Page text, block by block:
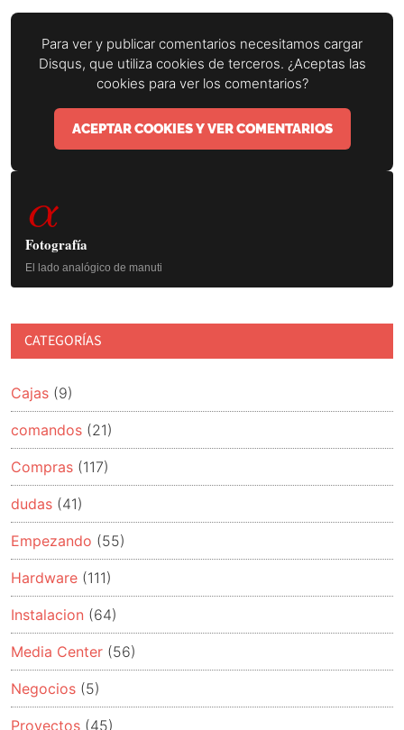
Para ver y publicar comentarios necesitamos cargar
Disqus, que utiliza cookies de terceros. ¿Aceptas las
cookies para ver los comentarios?
ACEPTAR COOKIES Y VER COMENTARIOS
Barra
lateral
principal
α
Fotografía
El lado analógico de manuti
CATEGORÍAS
Cajas (9)
comandos (21)
Compras (117)
dudas (41)
Empezando (55)
Hardware (111)
Instalacion (64)
Media Center (56)
Negocios (5)
Proyectos (45)